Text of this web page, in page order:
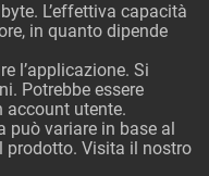
L’effettiva capacità
in quanto dipende
l’applicazione. Si
Potrebbe essere
account utente.
può variare in base al
prodotto. Visita il nostro